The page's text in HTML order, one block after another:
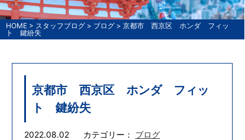
HOME > スタッフブログ > ブログ > 京都市 西京区 ホンダ フィッ
ト 鍵紛失
京都市 西京区 ホンダ フィッ
ト 鍵紛失
2022.08.02 カテゴリー： ブログ